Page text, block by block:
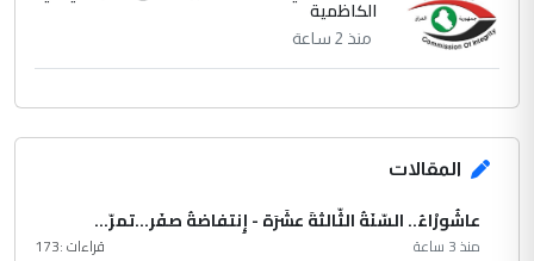
الكاظمية
منذ 2 ساعة
المقالات
عاشُورْاءُ.. السّنَةُ الثّالثةَ عشَرَة - إِنتفاضةُ صفَر…تمرّ...
منذ 3 ساعة قراءات :173